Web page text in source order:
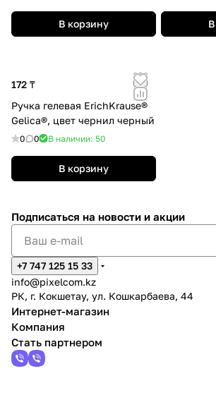
В корзину
172 ₸
Ручка гелевая ErichKrause®
Gelica®, цвет чернил черный
0 0 В наличии: 50
В корзину
Подписаться на новости и акции
+7 747 125 15 33
info@pixelcom.kz
РК, г. Кокшетау, ул. Кошкарбаева, 44
Интернет-магазин
Компания
Стать партнером